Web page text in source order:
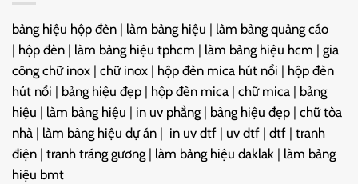
bảng hiệu hộp đèn | làm bảng hiệu | làm bảng quảng cáo
| hộp đèn | làm bảng hiệu tphcm | làm bảng hiệu hcm | gia
công chữ inox | chữ inox | hộp đèn mica hút nổi | hộp đèn
hút nổi | bảng hiệu đẹp | hộp đèn mica | chữ mica | bảng
hiệu | làm bảng hiệu | in uv phẳng | bảng hiệu đẹp | chữ tòa
nhà | làm bảng hiệu dự án | in uv dtf | uv dtf | dtf | tranh
điện | tranh tráng gương | làm bảng hiệu daklak | làm bảng
hiệu bmt